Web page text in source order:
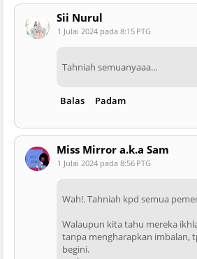
Sii Nurul
1 Julai 2024 pada 8:15 PTG
Tahniah semuanyaaa...
Balas Padam
Miss Mirror a.k.a Sam
1 Julai 2024 pada 8:56 PTG
Wah!. Tahniah kpd semua
Walaupun kita tahu mereka
tanpa mengharapkan imbalan,
begini.